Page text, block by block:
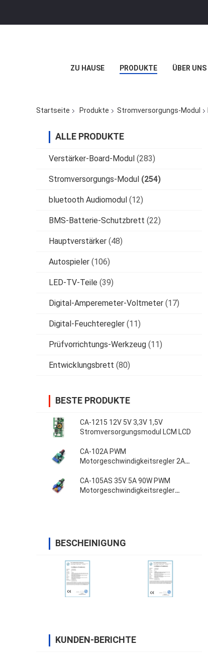
ZU HAUSE PRODUKTE ÜBER UNS
Startseite Produkte Stromversorgungs-Modul
ALLE PRODUKTE
Verstärker-Board-Modul (283)
Stromversorgungs-Modul (254)
bluetooth Audiomodul (12)
BMS-Batterie-Schutzbrett (22)
Hauptverstärker (48)
Autospieler (106)
LED-TV-Teile (39)
Digital-Amperemeter-Voltmeter (17)
Digital-Feuchteregler (11)
Prüfvorrichtungs-Werkzeug (11)
Entwicklungsbrett (80)
BESTE PRODUKTE
CA-1215 12V 5V 3,3V 1,5V
Stromversorgungsmodul LCM LCD
CA-102A PWM
Motorgeschwindigkeitsregler 2A
CA-105AS 35V 5A 90W PWM
Motorgeschwindigkeitsregler
BESCHEINIGUNG
KUNDEN-BERICHTE